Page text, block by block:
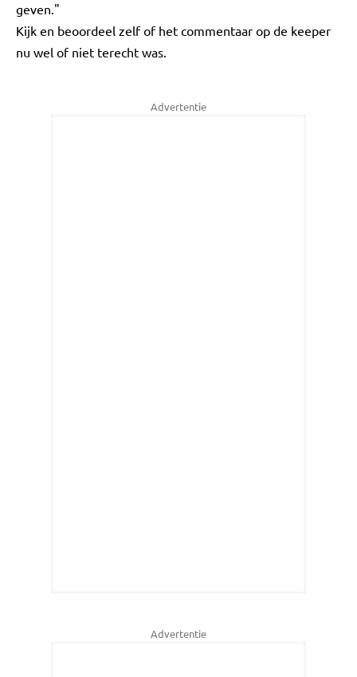
geven."
Kijk en beoordeel zelf of het commentaar op de keeper
nu wel of niet terecht was.
Advertentie
Advertentie